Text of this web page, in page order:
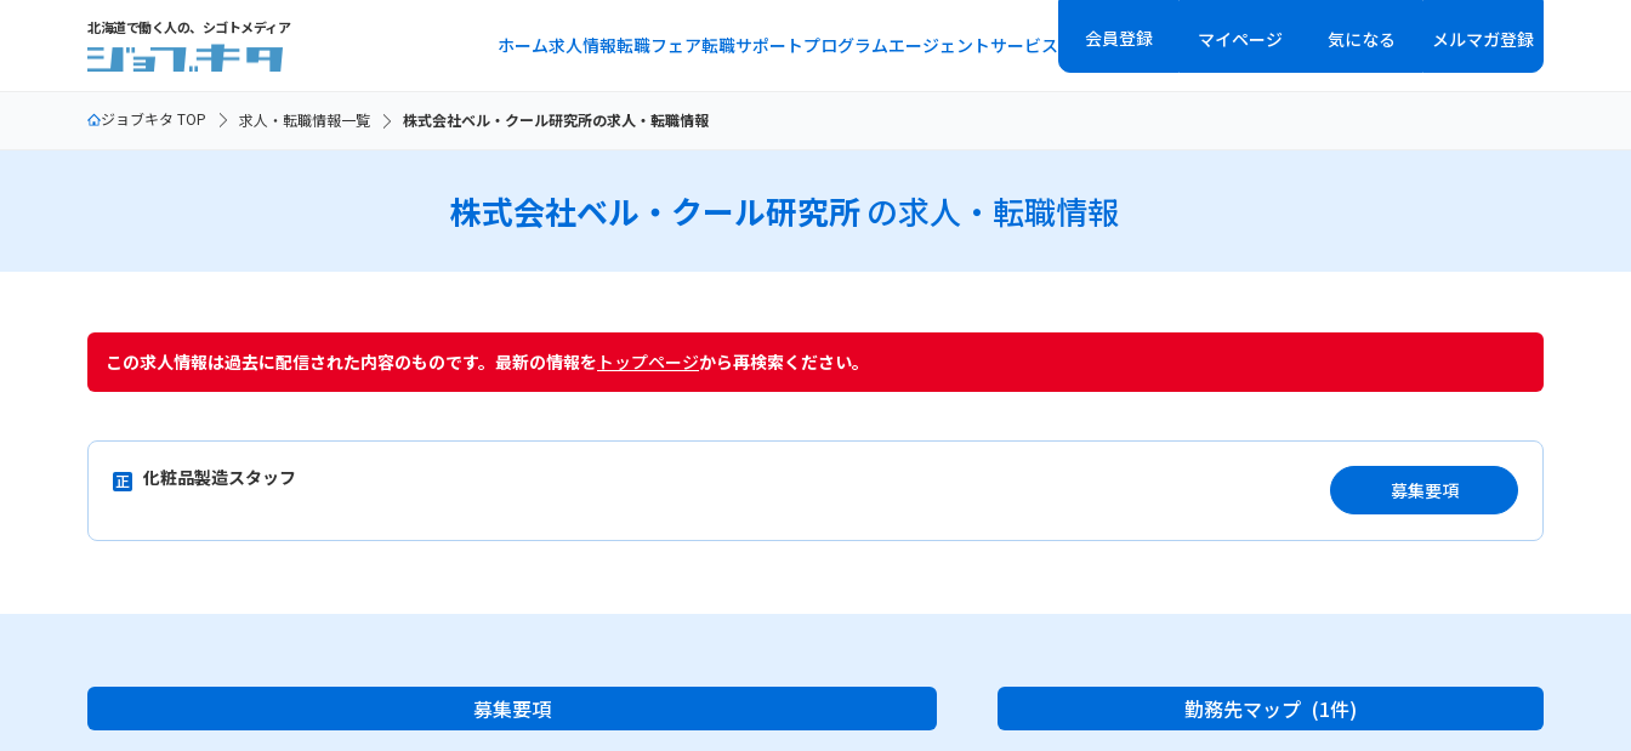
北海道で働く人の、シゴトメディア
ホーム求人情報転職フェア転職サポートプログラムエージェントサービス 会員登録 マイページ 気になる メルマガ登録
ジョブキタ TOP 求人・転職情報一覧 株式会社ベル・クール研究所の求人・転職情報
株式会社ベル・クール研究所 の求人・転職情報
この求人情報は過去に配信された内容のものです。最新の情報を トップページから再検索ください。
化粧品製造スタッフ
募集要項
募集要項 勤務先マップ (1件)